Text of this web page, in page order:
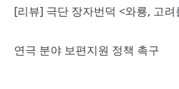
[리뷰] 극단 장자번덕 <와룡, 고
연극 분야 보편지원 정책 촉구